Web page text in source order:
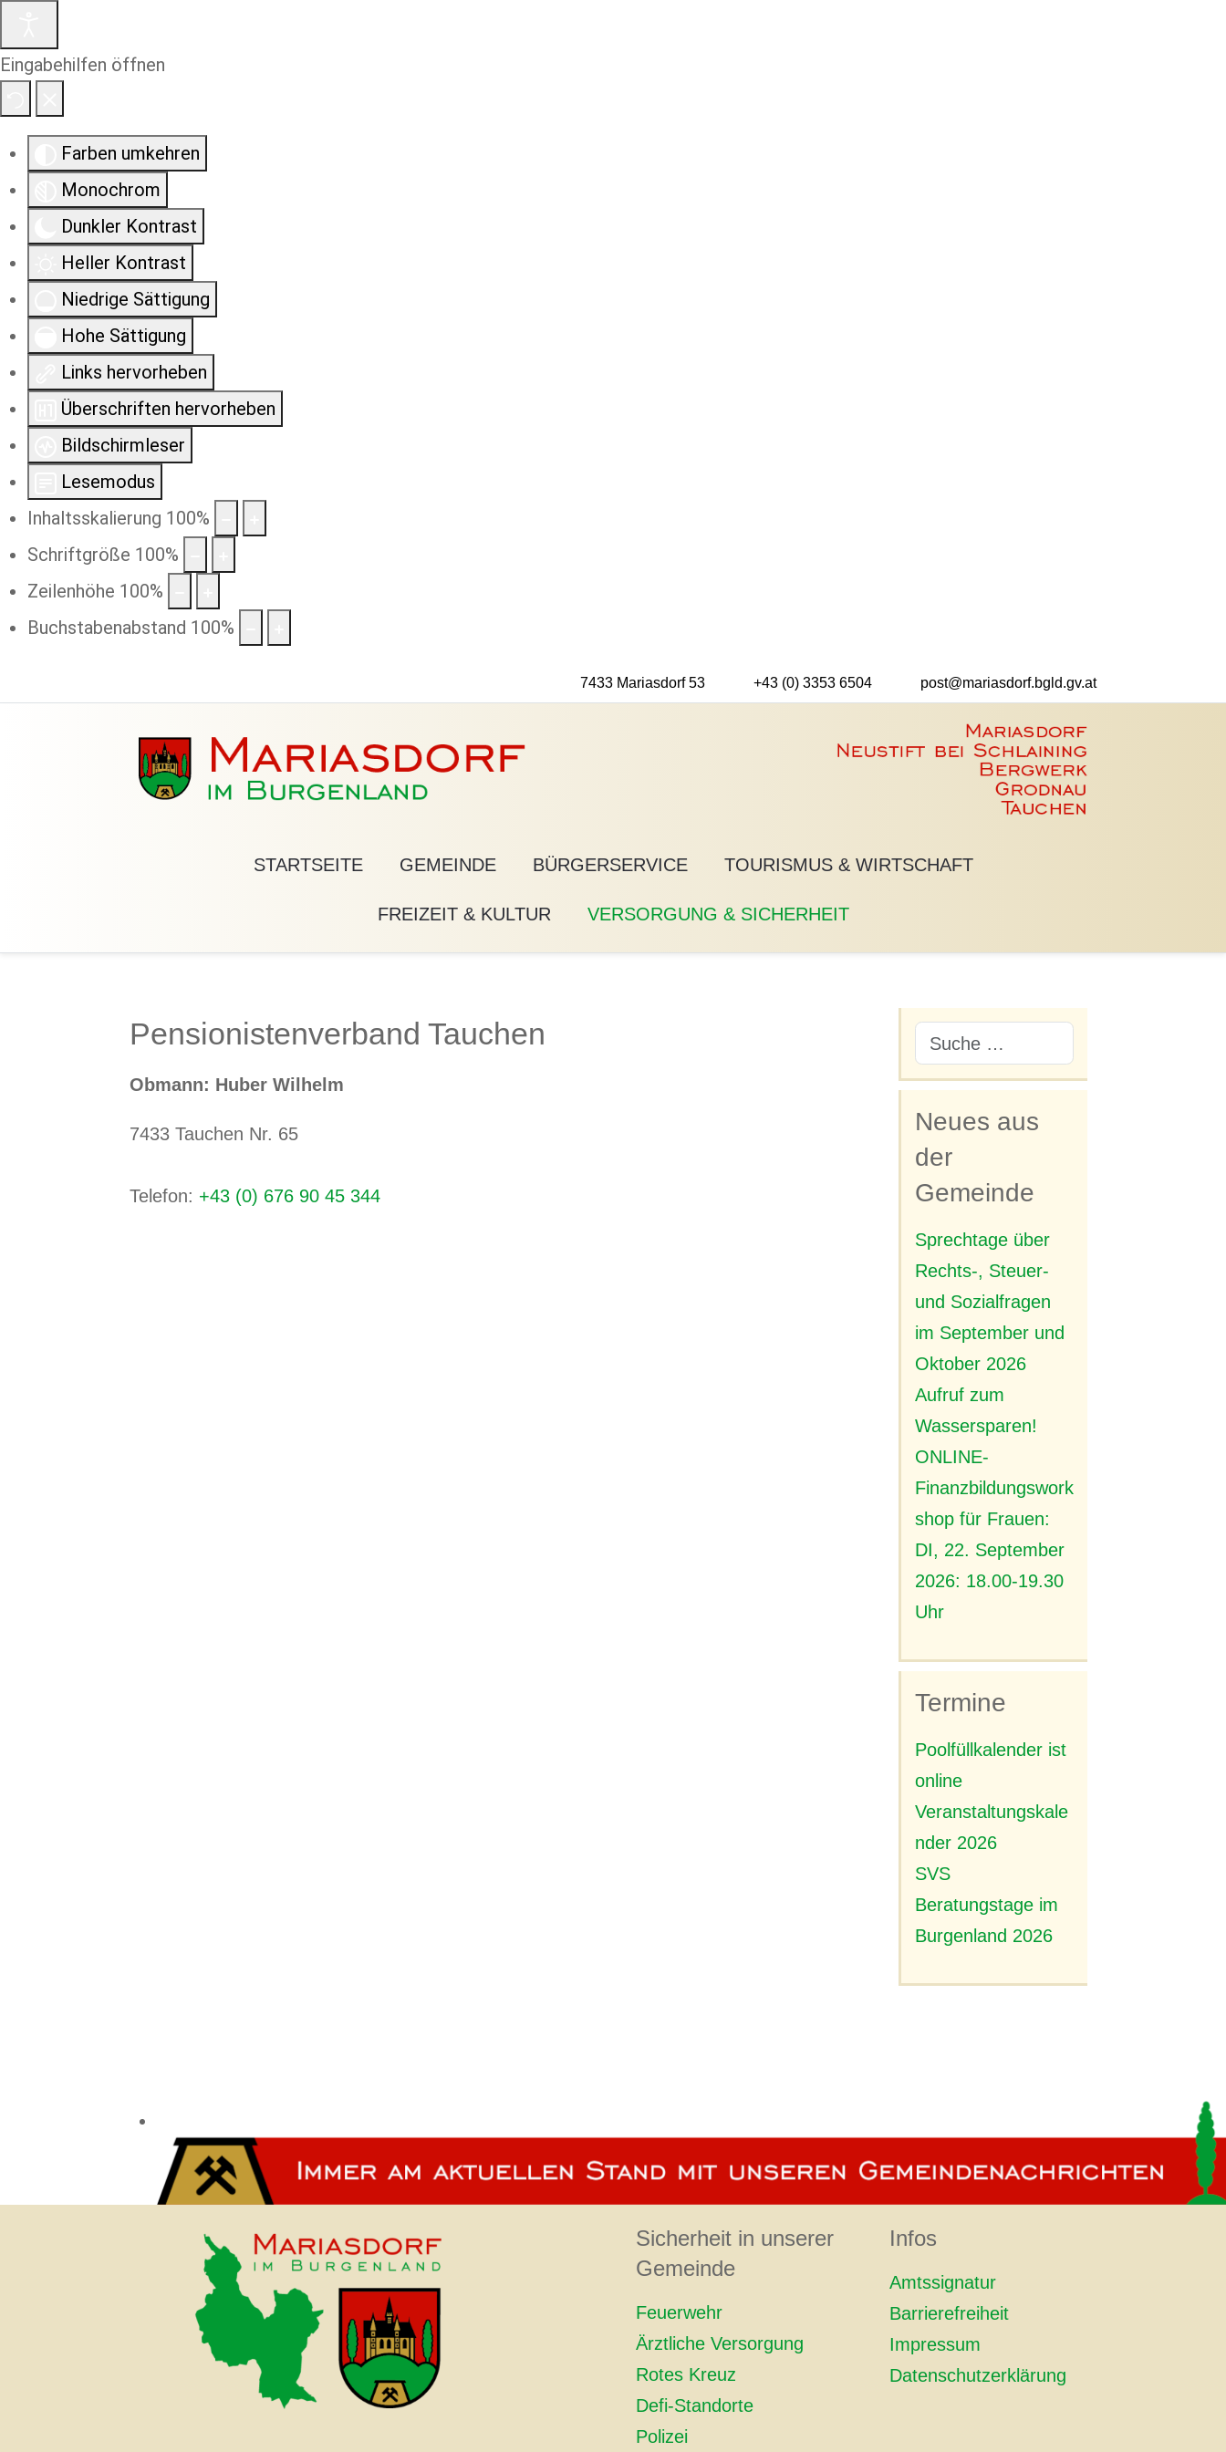
Eingabehilfen öffnen
Farben umkehren
Monochrom
Dunkler Kontrast
Heller Kontrast
Niedrige Sättigung
Hohe Sättigung
Links hervorheben
Überschriften hervorheben
Bildschirmleser
Lesemodus
Inhaltsskalierung 100%
Schriftgröße 100%
Zeilenhöhe 100%
Buchstabenabstand 100%
7433 Mariasdorf 53 +43 (0) 3353 6504 post@mariasdorf.bgld.gv.at
STARTSEITE GEMEINDE BÜRGERSERVICE TOURISMUS & WIRTSCHAFT
FREIZEIT & KULTUR VERSORGUNG & SICHERHEIT
Pensionistenverband Tauchen
Obmann: Huber Wilhelm
7433 Tauchen Nr. 65
Telefon: +43 (0) 676 90 45 344
Neues aus
der
Gemeinde
Sprechtage über
Rechts-, Steuer-
und Sozialfragen
im September und
Oktober 2026
Aufruf zum
Wassersparen!
ONLINE-
Finanzbildungswork
shop für Frauen:
DI, 22. September
2026: 18.00-19.30
Uhr
Termine
Poolfüllkalender ist
online
Veranstaltungskale
nder 2026
SVS
Beratungstage im
Burgenland 2026
Sicherheit in unserer
Gemeinde
Feuerwehr
Ärztliche Versorgung
Rotes Kreuz
Defi-Standorte
Polizei
Infos
Amtssignatur
Barrierefreiheit
Impressum
Datenschutzerklärung